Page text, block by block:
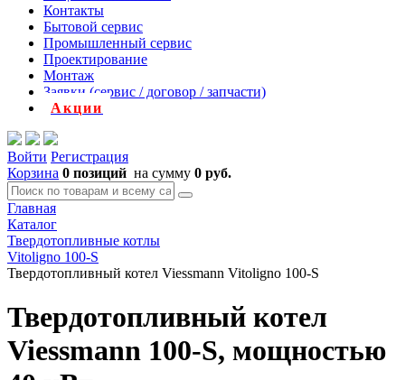
Контакты
Бытовой сервис
Промышленный сервис
Проектирование
Монтаж
Заявки (сервис / договор / запчасти)
Акции
Войти Регистрация
Корзина 0 позиций на сумму 0 руб.
Главная
Каталог
Твердотопливные котлы
Vitoligno 100-S
Твердотопливный котел Viessmann Vitoligno 100-S
Твердотопливный котел
Viessmann 100-S, мощностью